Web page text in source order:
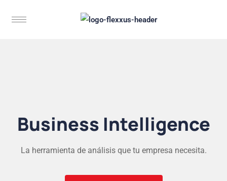
Business Intelligence
La herramienta de análisis que tu empresa necesita.